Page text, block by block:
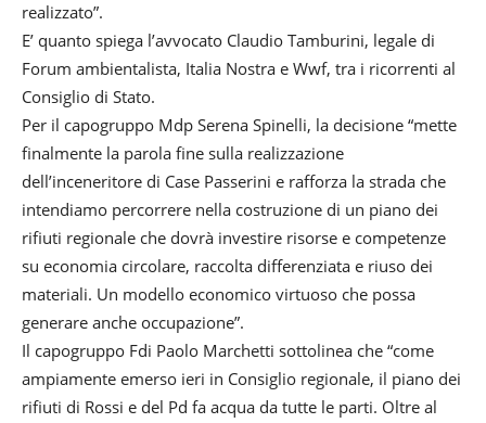
realizzato”.
E’ quanto spiega l’avvocato Claudio Tamburini, legale di
Forum ambientalista, Italia Nostra e Wwf, tra i ricorrenti al
Consiglio di Stato.
Per il capogruppo Mdp Serena Spinelli, la decisione “mette
finalmente la parola fine sulla realizzazione
dell’inceneritore di Case Passerini e rafforza la strada che
intendiamo percorrere nella costruzione di un piano dei
rifiuti regionale che dovrà investire risorse e competenze
su economia circolare, raccolta differenziata e riuso dei
materiali. Un modello economico virtuoso che possa
generare anche occupazione”.
Il capogruppo Fdi Paolo Marchetti sottolinea che “come
ampiamente emerso ieri in Consiglio regionale, il piano dei
rifiuti di Rossi e del Pd fa acqua da tutte le parti. Oltre al